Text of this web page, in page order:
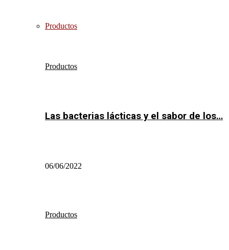
Productos
Productos
Las bacterias lácticas y el sabor de los…
06/06/2022
Productos